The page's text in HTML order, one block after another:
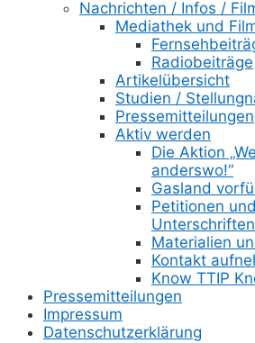
Nachrichten / Infos /
Mediathek und
Radiobeiträge
Artikelübersicht
Studien /
Pressemitteilungen
Aktiv werden
Die Aktion
anderswo!“
Gasland
Petitionen und
Materialien
Kontakt
Know TTIP
Pressemitteilungen
Impressum
Datenschutzerklärung